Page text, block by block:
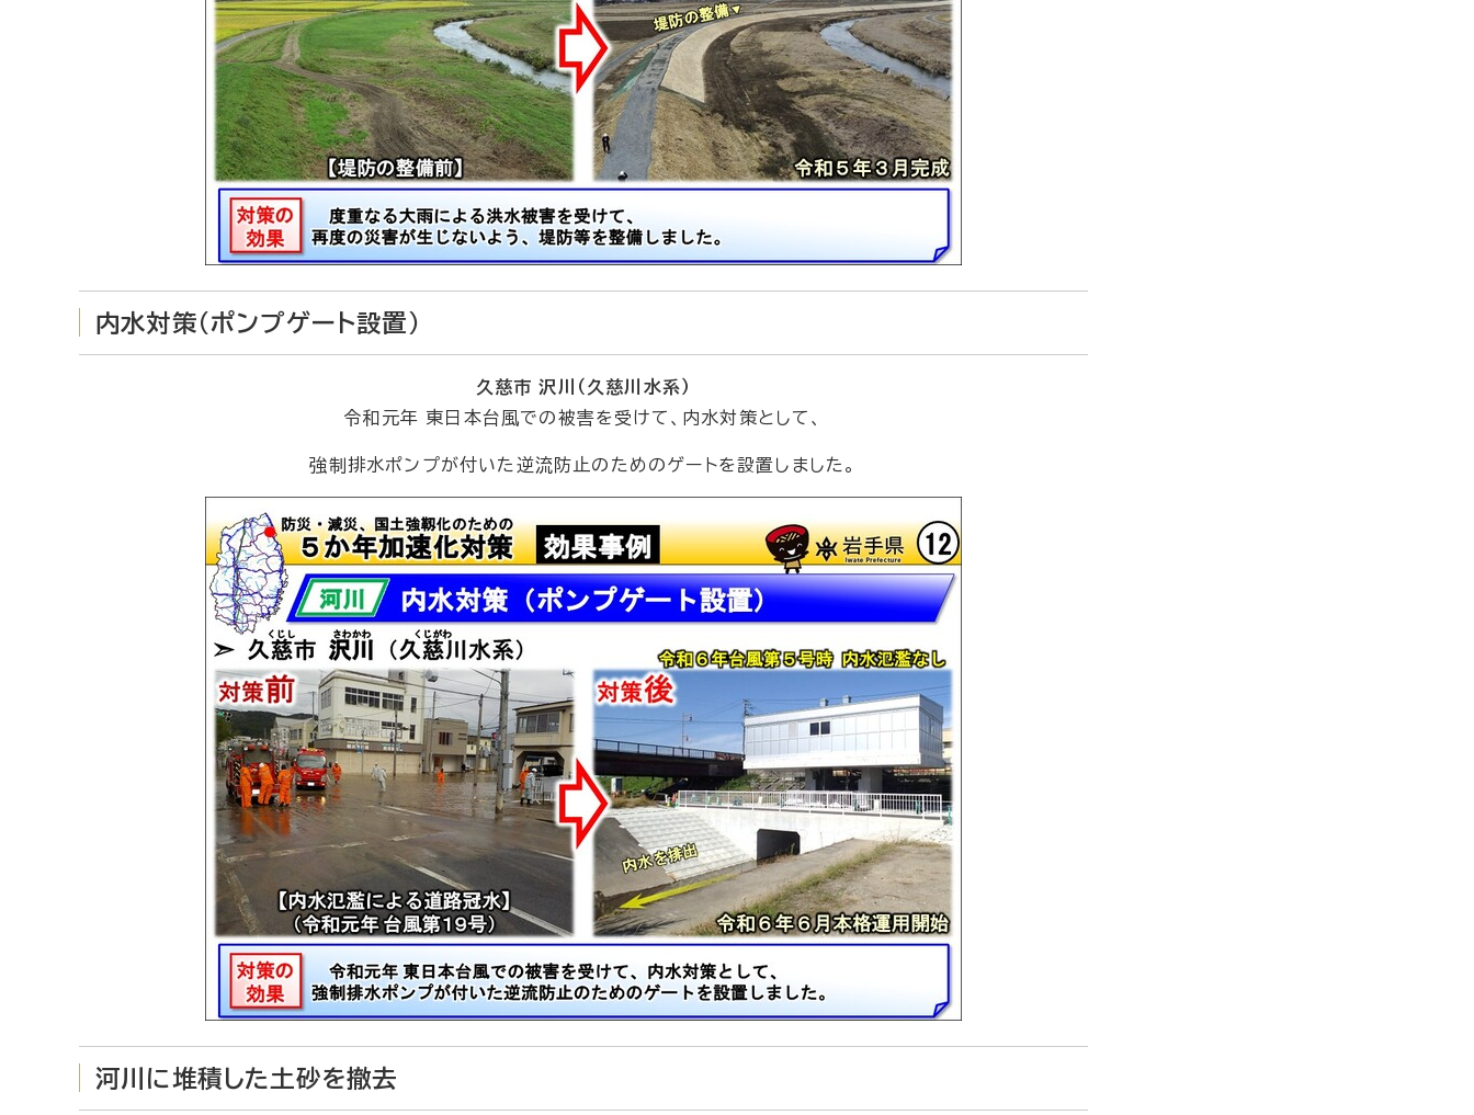
内水対策(ポンプゲート設置)
久慈市 沢川（久慈川水系）
令和元年 東日本台風での被害を受けて、内水対策として、
強制排水ポンプが付いた逆流防止のためのゲートを設置しました。
河川に堆積した土砂を撤去